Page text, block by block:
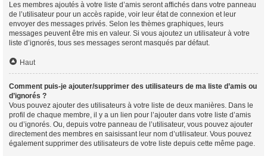
Les membres ajoutés à votre liste d’amis seront affichés dans votre panneau
de l’utilisateur pour un accès rapide, voir leur état de connexion et leur
envoyer des messages privés. Selon les thèmes graphiques, leurs
messages peuvent être mis en valeur. Si vous ajoutez un utilisateur à votre
liste d’ignorés, tous ses messages seront masqués par défaut.
Haut
Comment puis-je ajouter/supprimer des utilisateurs de ma liste d’amis ou
d’ignorés ?
Vous pouvez ajouter des utilisateurs à votre liste de deux manières. Dans le
profil de chaque membre, il y a un lien pour l’ajouter dans votre liste d’amis
ou d’ignorés. Ou, depuis votre panneau de l’utilisateur, vous pouvez ajouter
directement des membres en saisissant leur nom d’utilisateur. Vous pouvez
également supprimer des utilisateurs de votre liste depuis cette même page.